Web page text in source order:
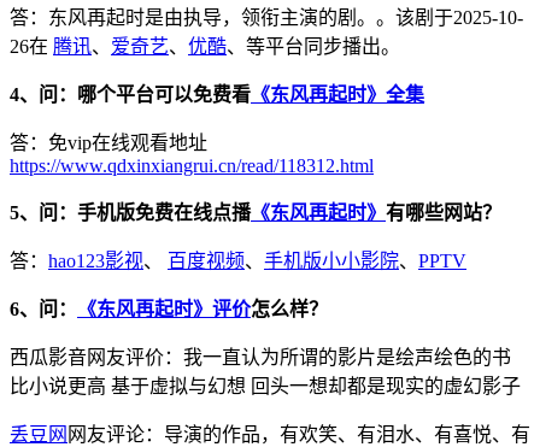
答：东风再起时是由执导，领衔主演的剧。。该剧于2025-10-
26在 腾讯、 爱奇艺、 优酷、等平台同步播出。
4、问：哪个平台可以免费看 《东风再起时》全集
答：免vip在线观看地址
https://www.qdxinxiangrui.cn/read/118312.html
5、问：手机版免费在线点播《东风再起时》 有哪些网站？
答： hao123影视、 百度视频、 手机版小小影院、 PPTV
6、问： 《东风再起时》评价怎么样？
西瓜影音网友评价：我一直认为所谓的影片是绘声绘色的书
比小说更高 基于虚拟与幻想 回头一想却都是现实的虚幻影子
丢豆网 网友评论：导演的作品，有欢笑、有泪水、有喜悦、有